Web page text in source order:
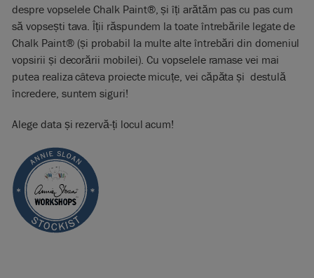
despre vopselele Chalk Paint®, și îți arătăm pas cu pas cum
să vopsești tava. Îții răspundem la toate întrebările legate de
Chalk Paint® (și probabil la multe alte întrebări din domeniul
vopsirii și decorării mobilei). Cu vopselele ramase vei mai
putea realiza câteva proiecte micuțe, vei căpăta și destulă
încredere, suntem siguri!
Alege data și rezervă-ți locul acum!